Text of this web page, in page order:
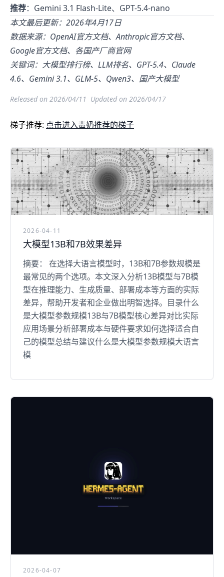
推荐：Gemini 3.1 Flash-Lite、GPT-5.4-nano
本文最后更新：2026年4月17日
数据来源：OpenAI官方文档、Anthropic官方文档、
Google官方文档、各国产厂商官网
关键词：大模型排行榜、LLM排名、GPT-5.4、Claude
4.6、Gemini 3.1、GLM-5、Qwen3、国产大模型
Released on 2026/04/11 Updated on 2026/04/17
梯子推荐: 点击进入毒奶推荐的梯子
2026-04-11
大模型13B和7B效果差异
摘要： 在选择大语言模型时，13B和7B参数规模是
最常见的两个选项。本文深入分析13B模型与7B模
型在推理能力、生成质量、部署成本等方面的实际
差异，帮助开发者和企业做出明智选择。目录什么
是大模型参数规模13B与7B模型核心差异对比实际
应用场景分析部署成本与硬件要求如何选择适合自
己的模型总结与建议什么是大模型参数规模大语言
模
2026-04-07